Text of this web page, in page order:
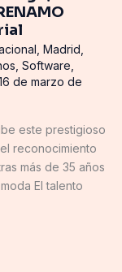
Madrid
Software
de marzo de
este prestigioso
reconocimiento
más de 35 años
El talento